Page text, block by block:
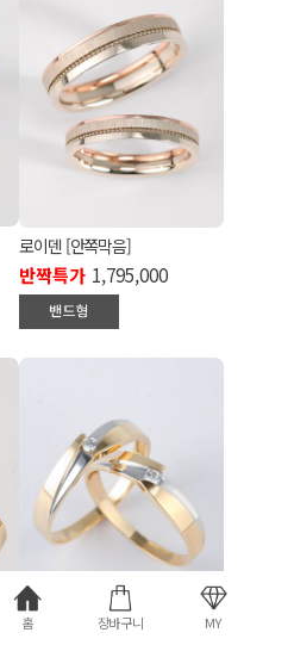
홈 장바구니 MY
로이덴 [안쪽막음]
반짝특가 1,795,000